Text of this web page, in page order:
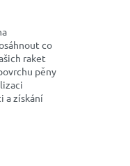
co
raket
pěny
a získání